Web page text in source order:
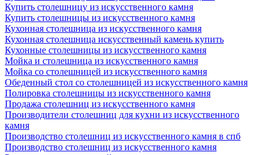
Купить столешницу из искусственного камня
Купить столешницы из искусственного камня
Кухонная столешница из искусственного камня
Кухонная столешница искусственный камень купить
Кухонные столешницы из искусственного камня
Мойка и столешница из искусственного камня
Мойка со столешницей из искусственного камня
Обеденный стол со столешницей из искусственного камня
Полировка столешницы из искусственного камня
Продажа столешниц из искусственного камня
Производители столешниц для кухни из искусственного
камня
Производство столешниц из искусственного камня в спб
Производство столешниц из искусственного камня